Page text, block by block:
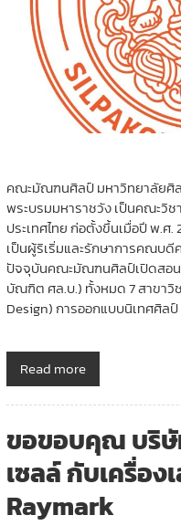
คณะมัณฑนศิลป์ มหาวิทยาลัยศิ
พระบรมมหาราชวัง เป็นคณะวิ
ประเทศไทย ก่อตั้งขึ้นเมื่อปี พ.ศ
เป็นผู้ริเริ่มและรักษาการคณ
ปัจจุบันคณะมัณฑนศิลป์เปิดสอ
บัณฑิต ศล.บ.) ทั้งหมด 7 สาขาวิ
Design) การออกแบบนิเทศศิล
Read more
ขอขอบคุณ บริษั
เซลล์ กับเครื่อง
Raymark